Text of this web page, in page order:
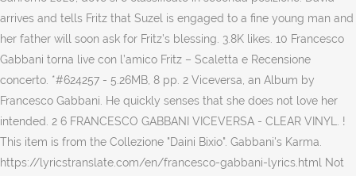
arrives and tells Fritz that Suzel is engaged to a fine young man and
her father will soon ask for Fritz’s blessing. 3.8K likes. 10 Francesco
Gabbani torna live con l’amico Fritz – Scaletta e Recensione
concerto. *#624257 - 5.26MB, 8 pp. 2 Viceversa, an Album by
Francesco Gabbani. He quickly senses that she does not love her
intended. 2 6 FRANCESCO GABBANI VICEVERSA - CLEAR VINYL. !
This item is from the Collezione "Daini Bixio". Gabbani's Karma.
https://lyricstranslate.com/en/francesco-gabbani-lyrics.html Not